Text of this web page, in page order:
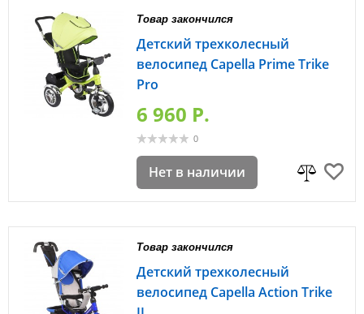
Товар закончился
Детский трехколесный
велосипед Capella Prime Trike
Pro
6 960 P.
0
Нет в наличии
Товар закончился
Детский трехколесный
велосипед Capella Action Trike